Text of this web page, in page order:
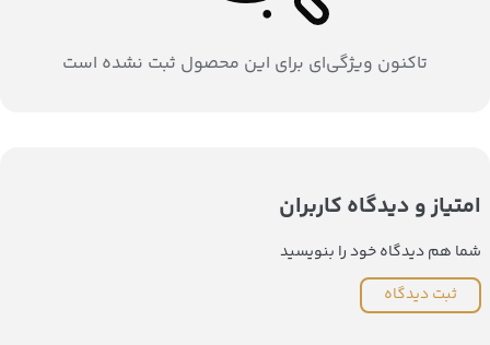
تاکنون ویژگی‌ای برای این محصول ثبت نشده است
امتیاز و دیدگاه کاربران
شما هم دیدگاه خود را بنویسید
ثبت دیدگاه